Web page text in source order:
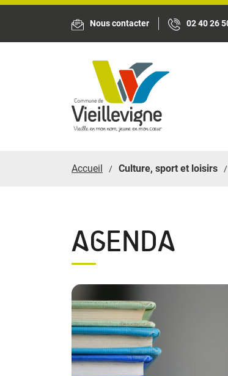
Nous contacter 02 40 26
Accueil Culture, sport et loisirs
AGENDA
Panneau de gestion des cookies